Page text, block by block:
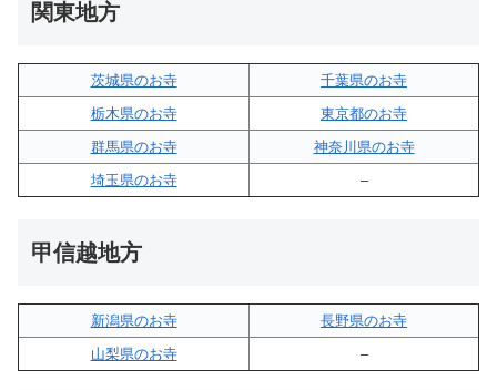
関東地方
茨城県のお寺
千葉県のお寺
栃木県のお寺
東京都のお寺
群馬県のお寺
神奈川県のお寺
埼玉県のお寺
–
甲信越地方
新潟県のお寺
長野県のお寺
山梨県のお寺
–